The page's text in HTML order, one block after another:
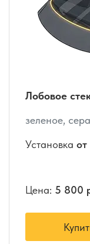
Лобовое
зеленое,
Установка
Цена: 5 800